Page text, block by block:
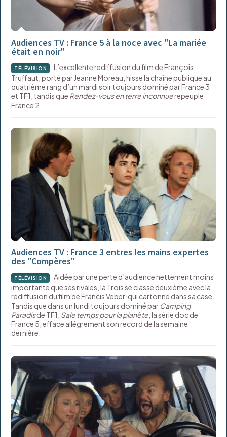
Audiences TV : France 5 à la noce avec "La mariée
était en noir"
TÉLÉVISION
L’excellente rediffusion du film de François
Truffaut, porté par Jeanne Moreau, hisse la chaîne publique au
quatrième rang d’un mardi soir toujours dominé par France 3
et TF1, tandis que Rendez-vous en terre inconnuerepeuple
France 2.
Audiences TV : France 3 entres les mains expertes
des "Compères"
TÉLÉVISION
Aidée par une perte d’audience nettement moins
importante que ses rivales, la Trois se classe deuxième avec la
rediffusion du film de Francis Veber, qui cartonne dans sa case.
Tandis que dans un lundi toujours dominé par Camping
Paradisde TF1, Sale temps pour la planète , la série doc de
France 5, efface allégrement son record de la semaine
dernière.